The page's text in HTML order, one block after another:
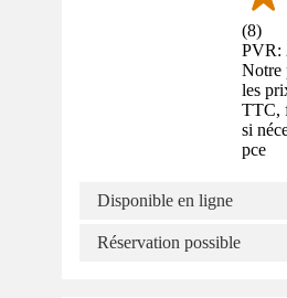
(8)
PVR:
les
TTC,
si
pce
Disponible en ligne
Réservation possible